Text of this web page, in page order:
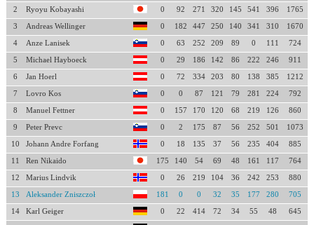
2 Ryoyu Kobayashi 0 92 271 320 145 541 396 1765
3 Andreas Wellinger 0 182 447 250 140 341 310 1670
4 Anze Lanisek 0 63 252 209 89 0 111 724
5 Michael Hayboeck 0 29 186 142 86 222 246 911
6 Jan Hoerl 0 72 334 203 80 138 385 1212
7 Lovro Kos 0 0 87 121 79 281 224 792
8 Manuel Fettner 0 157 170 120 68 219 126 860
9 Peter Prevc 0 2 175 87 56 252 501 1073
10 Johann Andre Forfang 0 18 135 37 56 235 404 885
11 Ren Nikaido 175 140 54 69 48 161 117 764
12 Marius Lindvik 0 26 219 104 36 242 253 880
13 Aleksander Zniszczoł 181 0 0 32 35 177 280 705
14 Karl Geiger 0 22 414 72 34 55 48 645